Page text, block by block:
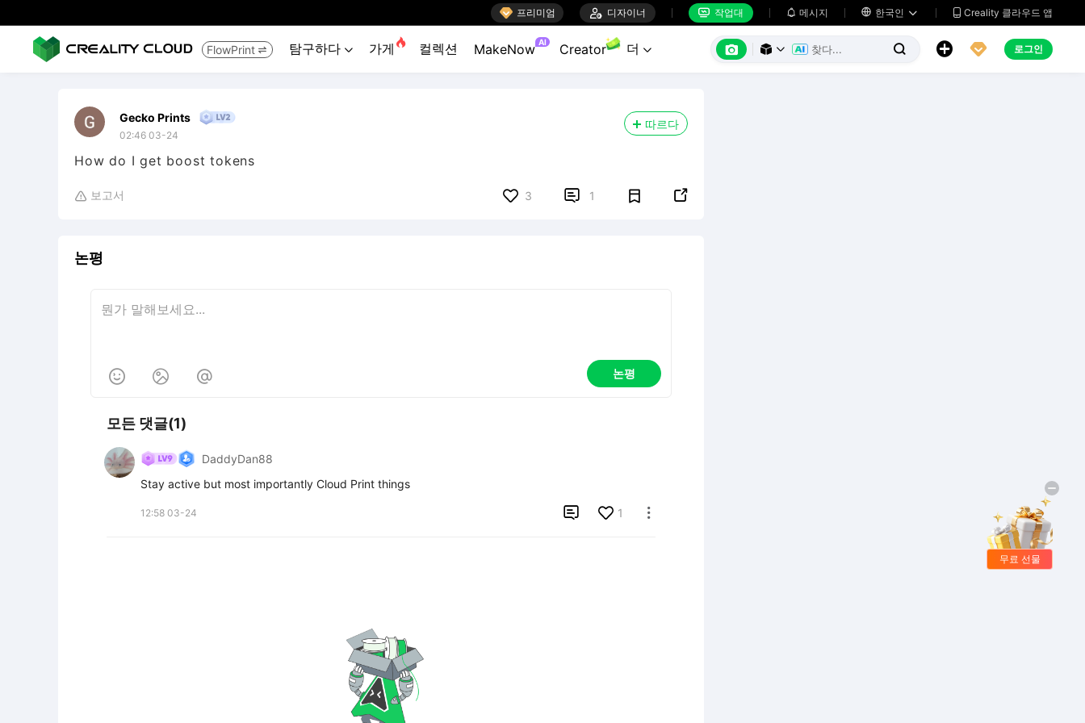
 프리미엄  디자이너  작업대  메시지  한국인   Creality 클라우드 앱
FlowPrint  탐구하다  가게  컬렉션 MakeNow AI Creator 더        로그인
Gecko Prints
02:46 03-24
따르다
How do I get boost tokens
 보고서 3  1 
논평
   논평
모든 댓글(1)
DaddyDan88
Stay active but most importantly Cloud Print things
12:58 03-24  1 
무료 선물